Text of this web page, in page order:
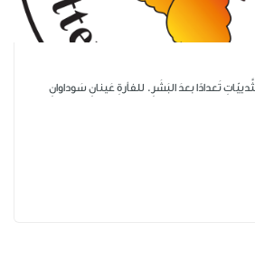
تَعدادًا بعدَ البَشَرِ. للفأرةِ عَينانِ سَوداوانِ